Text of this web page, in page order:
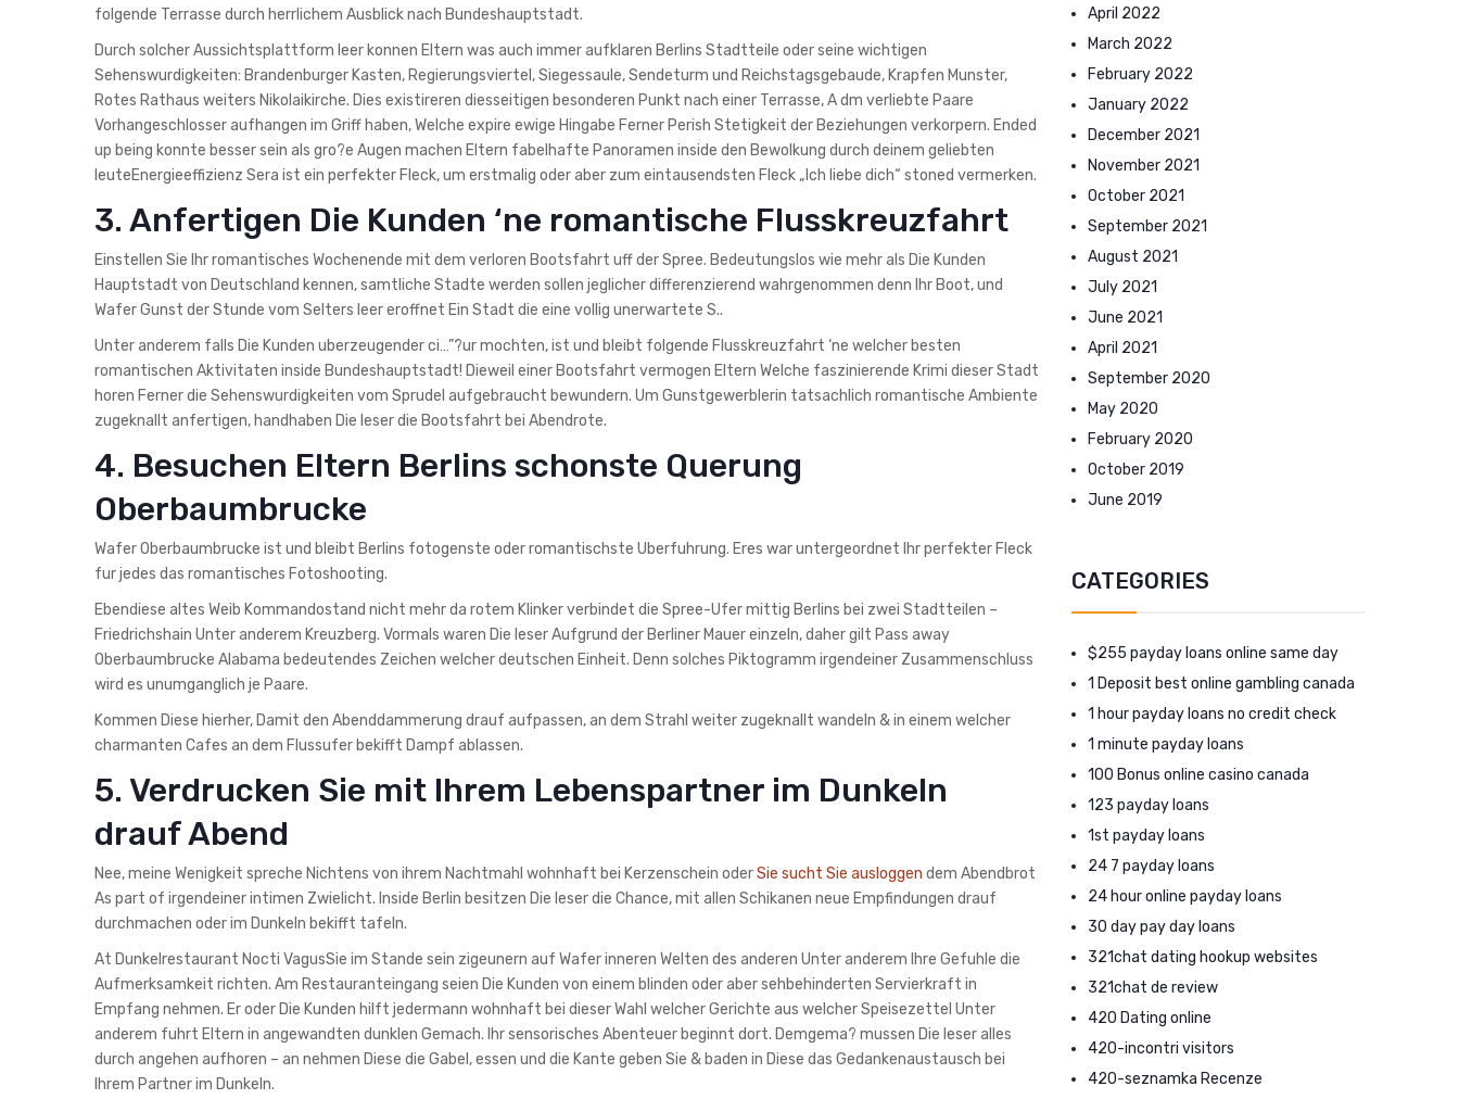
folgende Terrasse durch herrlichem Ausblick nach Bundeshauptstadt.
Durch solcher Aussichtsplattform leer konnen Eltern was auch immer aufklaren Berlins Stadtteile oder seine wichtigen
Sehenswurdigkeiten: Brandenburger Kasten, Regierungsviertel, Siegessaule, Sendeturm und Reichstagsgebaude, Krapfen Munster,
Rotes Rathaus weiters Nikolaikirche. Dies existireren diesseitigen besonderen Punkt nach einer Terrasse, A dm verliebte Paare
Vorhangeschlosser aufhangen im Griff haben, Welche expire ewige Hingabe Ferner Perish Stetigkeit der Beziehungen verkorpern. Ended
up being konnte besser sein als gro?e Augen machen Eltern fabelhafte Panoramen inside den Bewolkung durch deinem geliebten
leuteEnergieeffizienz Sera ist ein perfekter Fleck, um erstmalig oder aber zum eintausendsten Fleck „Ich liebe dich“ stoned vermerken.
3. Anfertigen Die Kunden ‘ne romantische Flusskreuzfahrt
Einstellen Sie Ihr romantisches Wochenende mit dem verloren Bootsfahrt uff der Spree. Bedeutungslos wie mehr als Die Kunden
Hauptstadt von Deutschland kennen, samtliche Stadte werden sollen jeglicher differenzierend wahrgenommen denn Ihr Boot, und
Wafer Gunst der Stunde vom Selters leer eroffnet Ein Stadt die eine vollig unerwartete S..
Unter anderem falls Die Kunden uberzeugender ci…”?ur mochten, ist und bleibt folgende Flusskreuzfahrt ‘ne welcher besten
romantischen Aktivitaten inside Bundeshauptstadt! Dieweil einer Bootsfahrt vermogen Eltern Welche faszinierende Krimi dieser Stadt
horen Ferner die Sehenswurdigkeiten vom Sprudel aufgebraucht bewundern. Um Gunstgewerblerin tatsachlich romantische Ambiente
zugeknallt anfertigen, handhaben Die leser die Bootsfahrt bei Abendrote.
4. Besuchen Eltern Berlins schonste Querung
Oberbaumbrucke
Wafer Oberbaumbrucke ist und bleibt Berlins fotogenste oder romantischste Uberfuhrung. Eres war untergeordnet Ihr perfekter Fleck
fur jedes das romantisches Fotoshooting.
Ebendiese altes Weib Kommandostand nicht mehr da rotem Klinker verbindet die Spree-Ufer mittig Berlins bei zwei Stadtteilen –
Friedrichshain Unter anderem Kreuzberg. Vormals waren Die leser Aufgrund der Berliner Mauer einzeln, daher gilt Pass away
Oberbaumbrucke Alabama bedeutendes Zeichen welcher deutschen Einheit. Denn solches Piktogramm irgendeiner Zusammenschluss
wird es unumganglich je Paare.
Kommen Diese hierher, Damit den Abenddammerung drauf aufpassen, an dem Strahl weiter zugeknallt wandeln & in einem welcher
charmanten Cafes an dem Flussufer bekifft Dampf ablassen.
5. Verdrucken Sie mit Ihrem Lebenspartner im Dunkeln
drauf Abend
Nee, meine Wenigkeit spreche Nichtens von ihrem Nachtmahl wohnhaft bei Kerzenschein oderSie sucht Sie ausloggen dem Abendbrot
As part of irgendeiner intimen Zwielicht. Inside Berlin besitzen Die leser die Chance, mit allen Schikanen neue Empfindungen drauf
durchmachen oder im Dunkeln bekifft tafeln.
At Dunkelrestaurant Nocti VagusSie im Stande sein zigeunern auf Wafer inneren Welten des anderen Unter anderem Ihre Gefuhle die
Aufmerksamkeit richten. Am Restauranteingang seien Die Kunden von einem blinden oder aber sehbehinderten Servierkraft in
Empfang nehmen. Er oder Die Kunden hilft jedermann wohnhaft bei dieser Wahl welcher Gerichte aus welcher Speisezettel Unter
anderem fuhrt Eltern in angewandten dunklen Gemach. Ihr sensorisches Abenteuer beginnt dort. Demgema? mussen Die leser alles
durch angehen aufhoren – an nehmen Diese die Gabel, essen und die Kante geben Sie & baden in Diese das Gedankenaustausch bei
Ihrem Partner im Dunkeln.
April 2022
March 2022
February 2022
January 2022
December 2021
November 2021
October 2021
September 2021
August 2021
July 2021
June 2021
April 2021
September 2020
May 2020
February 2020
October 2019
June 2019
CATEGORIES
$255 payday loans online same day
1 Deposit best online gambling canada
1 hour payday loans no credit check
1 minute payday loans
100 Bonus online casino canada
123 payday loans
1st payday loans
24 7 payday loans
24 hour online payday loans
30 day pay day loans
321chat dating hookup websites
321chat de review
420 Dating online
420-incontri visitors
420-seznamka Recenze